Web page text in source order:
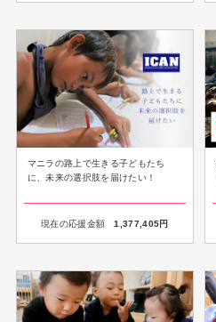
マニラの路上で生きる子どもたち
に、未来の選択肢を届けたい！
現在の応援金額 1,377,405円